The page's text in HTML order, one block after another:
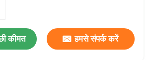
कीमत हमसे संपर्क करें